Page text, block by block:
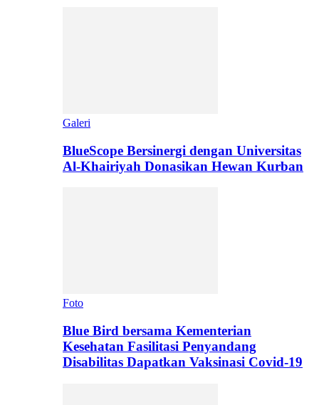
Galeri
BlueScope Bersinergi dengan Universitas
Al-Khairiyah Donasikan Hewan Kurban
Foto
Blue Bird bersama Kementerian
Kesehatan Fasilitasi Penyandang
Disabilitas Dapatkan Vaksinasi Covid-19